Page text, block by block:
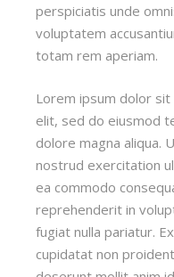
perspiciatis unde
voluptatem
totam rem aperiam.
Lorem ipsum dolor
elit, sed do eiusmod
dolore magna aliqua.
nostrud exercitation
ea commodo
reprehenderit in
fugiat nulla pariatur.
cupidatat non